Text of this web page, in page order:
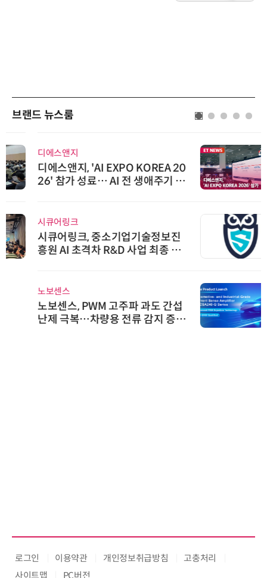
브랜드 뉴스룸
디에스앤지
디에스앤지, 'AI EXPO KOREA 20
26' 참가 성료… AI 전 생애주기 아
시큐어링크
시큐어링크, 중소기업기술정보진
흥원 AI 초격차 R&D 사업 최종 선
노보센스
노보센스, PWM 고주파 과도 간섭
난제 극복…차량용 전류 감지 증폭
로그인 이용약관 개인정보취급방침
고충처리
사이트맵
PC버전